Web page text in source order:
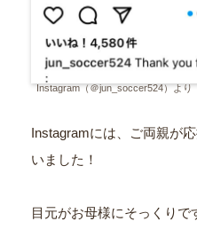
Instagram（＠jun_soccer524）より
Instagramには、ご両親が
いました！
目元がお母様にそっくりで